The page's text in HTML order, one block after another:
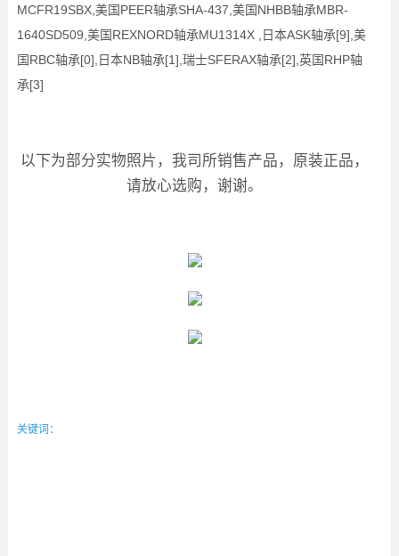
MCFR19SBX,美国PEER轴承SHA-437,美国NHBB轴承MBR-
1640SD509,美国REXNORD轴承MU1314X ,日本ASK轴承[9],美
国RBC轴承[0],日本NB轴承[1],瑞士SFERAX轴承[2],英国RHP轴
承[3]
以下为部分实物照片，我司所销售产品，原装正品，
请放心选购，谢谢。
关键词：